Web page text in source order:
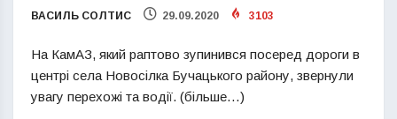
ВАСИЛЬ СОЛТИС 29.09.2020 3103
На КамАЗ, який раптово зупинився посеред дороги в
центрі села Новосілка Бучацького району, звернули
увагу перехожі та водії. (більше…)